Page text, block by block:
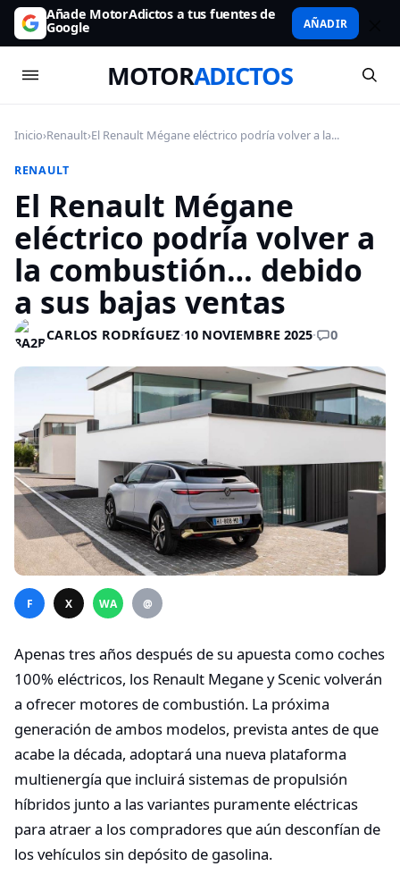
Añade MotorAdictos a tus fuentes de
Google AÑADIR
MOTORADICTOS
Inicio›Renault›El Renault Mégane eléctrico podría volver a la...
RENAULT
El Renault Mégane
eléctrico podría volver a
la combustión… debido
a sus bajas ventas
CARLOS RODRÍGUEZ·10 NOVIEMBRE 2025· 0
F X WA @
Apenas tres años después de su apuesta como coches
100% eléctricos, los Renault Megane y Scenic volverán
a ofrecer motores de combustión. La próxima
generación de ambos modelos, prevista antes de que
acabe la década, adoptará una nueva plataforma
multienergía que incluirá sistemas de propulsión
híbridos junto a las variantes puramente eléctricas
para atraer a los compradores que aún desconfían de
los vehículos sin depósito de gasolina.